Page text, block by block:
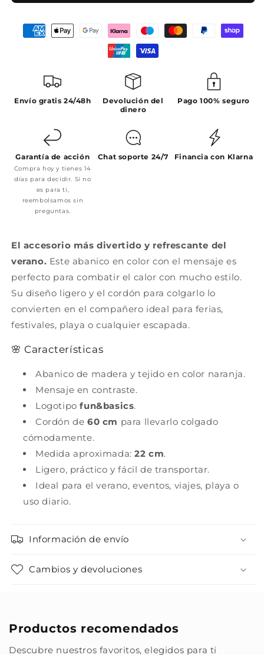
Envío gratis 24/48h
Devolución del
dinero
Pago 100% seguro
Garantía de acción
Compra hoy y tienes 14
días para decidir. Si no
es para ti,
reembolsamos sin
preguntas.
Chat soporte 24/7 Financia con Klarna
El accesorio más divertido y refrescante del
verano. Este abanico en color con el mensaje es
perfecto para combatir el calor con mucho estilo.
Su diseño ligero y el cordón para colgarlo lo
convierten en el compañero ideal para ferias,
festivales, playa o cualquier escapada.
🌸 Características
Abanico de madera y tejido en color naranja.
Mensaje en contraste.
Logotipofun&basics.
Cordón de 60 cm para llevarlo colgado
cómodamente.
Medida aproximada:22 cm.
Ligero, práctico y fácil de transportar.
Ideal para el verano, eventos, viajes, playa o
uso diario.
Información de envío
Cambios y devoluciones
Productos recomendados
Descubre nuestros favoritos, elegidos para ti